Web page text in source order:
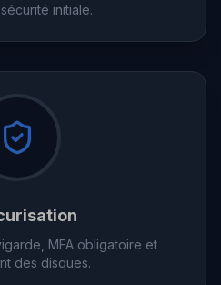
initiale.
MFA obligatoire et
des disques.